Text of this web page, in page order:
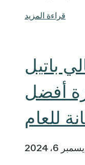
قراءة المزيد
باتيل
أفضل
للعام
6، 2024